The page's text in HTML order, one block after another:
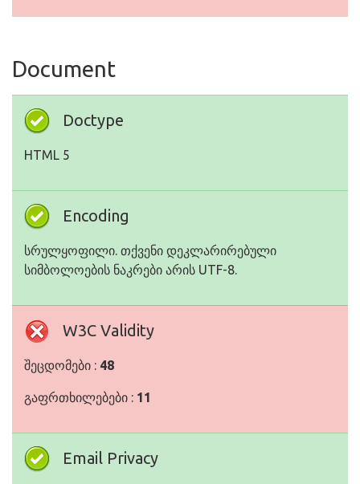
Document
Doctype
HTML 5
Encoding
სრულყოფილი. თქვენი დეკლარირებული
სიმბოლოების ნაკრები არის UTF-8.
W3C Validity
შეცდომები : 48
გაფრთხილებები : 11
Email Privacy